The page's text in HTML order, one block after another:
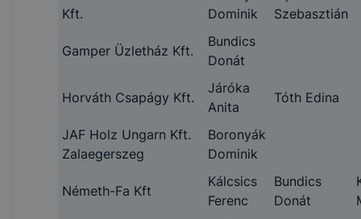
Kft.
Dominik
Szebasztián
Gamper Üzletház Kft.
Bundics
Donát
Horváth Csapágy Kft.
Járóka
Anita
Tóth Edina
JAF Holz Ungarn Kft.
Zalaegerszeg
Boronyák
Dominik
Németh-Fa Kft
Kálcsics
Ferenc
Bundics
Donát